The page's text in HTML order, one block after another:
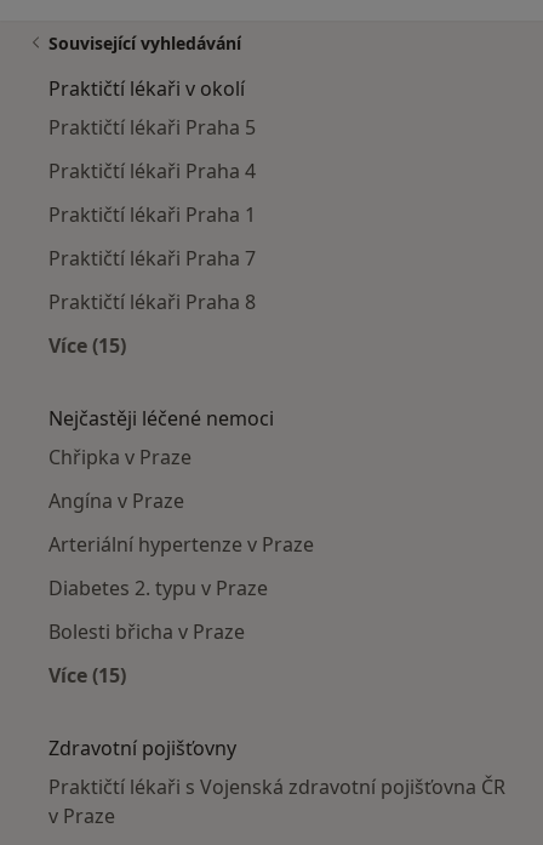
Související vyhledávání
Praktičtí lékaři v okolí
Praktičtí lékaři Praha 5
Praktičtí lékaři Praha 4
Praktičtí lékaři Praha 1
Praktičtí lékaři Praha 7
Praktičtí lékaři Praha 8
Více (15)
Nejčastěji léčené nemoci
Chřipka v Praze
Angína v Praze
Arteriální hypertenze v Praze
Diabetes 2. typu v Praze
Bolesti břicha v Praze
Více (15)
Zdravotní pojišťovny
Praktičtí lékaři s Vojenská zdravotní pojišťovna ČR
v Praze